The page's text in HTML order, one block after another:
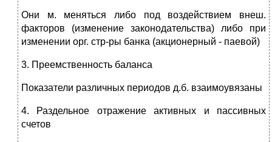
Они м. меняться либо под воздействием внеш.
факторов (изменение законодательства) либо при
изменении орг. стр-ры банка (акционерный - паевой)
3. Преемственность баланса
Показатели различных периодов д.б. взаимоувязаны
4. Раздельное отражение активных и пассивных
счетов